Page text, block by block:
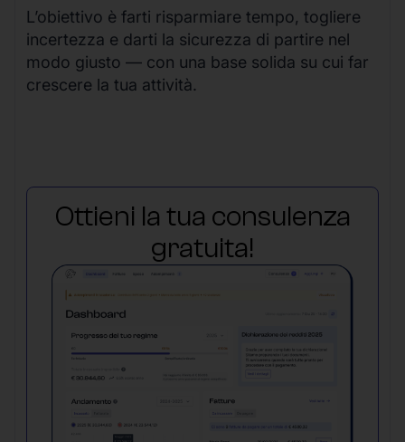
L’obiettivo è farti risparmiare tempo, togliere
incertezza e darti la sicurezza di partire nel
modo giusto — con una base solida su cui far
crescere la tua attività.
Ottieni la tua consulenza
gratuita!